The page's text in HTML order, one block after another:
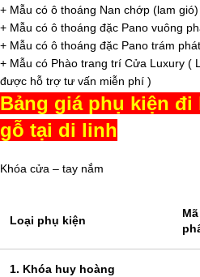
+ Mẫu có ô thoáng Nan chớp (lam
+ Mẫu có ô thoáng đặc Pano vuông
+ Mẫu có ô thoáng đặc Pano trám
+ Mẫu có Phào trang trí Cửa Luxury (
được hỗ trợ tư vấn miễn phí )
Bảng giá phụ kiện đi
gỗ tại di linh
Khóa cửa – tay nắm
Loại phụ kiện
1. Khóa huy hoàng